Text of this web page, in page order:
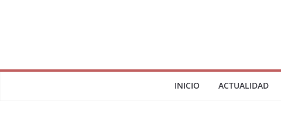
INICIO ACTUALIDAD